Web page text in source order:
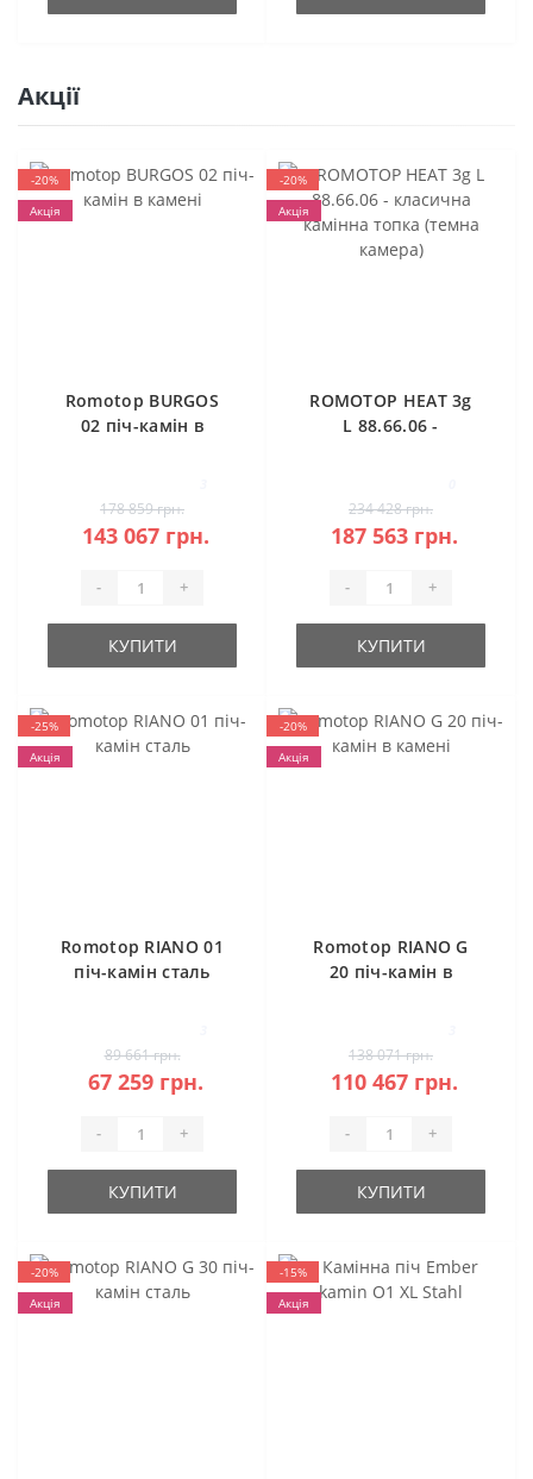
Акції
-20%
Акція
Romotop BURGOS
02 піч-камін в
178 859 грн.
143 067 грн.
- +
КУПИТИ
-20%
Акція
ROMOTOP HEAT 3g
L 88.66.06 -
камера)
234 428 грн.
187 563 грн.
- +
КУПИТИ
-25%
Акція
Romotop RIANO 01
піч-камін сталь
89 661 грн.
67 259 грн.
- +
КУПИТИ
-20%
Акція
Romotop RIANO G
20 піч-камін в
138 071 грн.
110 467 грн.
- +
КУПИТИ
-20%
Акція
-15%
Акція